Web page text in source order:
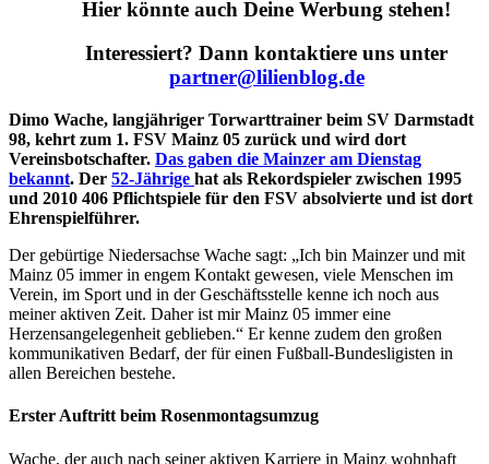
Hier könnte auch Deine Werbung stehen!
Interessiert? Dann kontaktiere uns unter
partner@lilienblog.de
Dimo Wache, langjähriger Torwarttrainer beim SV Darmstadt
98, kehrt zum 1. FSV Mainz 05 zurück und wird dort
Vereinsbotschafter. Das gaben die Mainzer am Dienstag
bekannt. Der 52-Jährige hat als Rekordspieler zwischen 1995
und 2010 406 Pflichtspiele für den FSV absolvierte und ist dort
Ehrenspielführer.
Der gebürtige Niedersachse Wache sagt: „Ich bin Mainzer und mit
Mainz 05 immer in engem Kontakt gewesen, viele Menschen im
Verein, im Sport und in der Geschäftsstelle kenne ich noch aus
meiner aktiven Zeit. Daher ist mir Mainz 05 immer eine
Herzensangelegenheit geblieben.“ Er kenne zudem den großen
kommunikativen Bedarf, der für einen Fußball-Bundesligisten in
allen Bereichen bestehe.
Erster Auftritt beim Rosenmontagsumzug
Wache, der auch nach seiner aktiven Karriere in Mainz wohnhaft